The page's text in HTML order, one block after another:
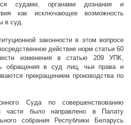
судами, органами дознания и
как исключающее возможность
в суд.
законности в этом вопросе
действие норм статьи 60
изменения в статью 209 УПК,
обращения в суд лиц, чьи права и
прекращением производства по
Суда по совершенствованию
части было направлено в Палату
собрания Республики Беларусь